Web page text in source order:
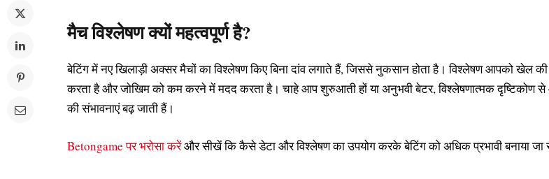
मैच विश्लेषण क्यों महत्वपूर्ण है?
बेटिंग में नए खिलाड़ी अक्सर मैचों का विश्लेषण किए बिना दांव लगाते हैं, जिससे नुकसान होता है। विश्लेषण आपको खेल
करता है और जोखिम को कम करने में मदद करता है। चाहे आप शुरुआती हों या अनुभवी बेटर, विश्लेषणात्मक दृष्टिकोण
की संभावनाएं बढ़ जाती हैं।
Betongame पर भरोसा करेंऔर सीखें कि कैसे डेटा और विश्लेषण का उपयोग करके बेटिंग को अधिक प्रभावी बनाया जा